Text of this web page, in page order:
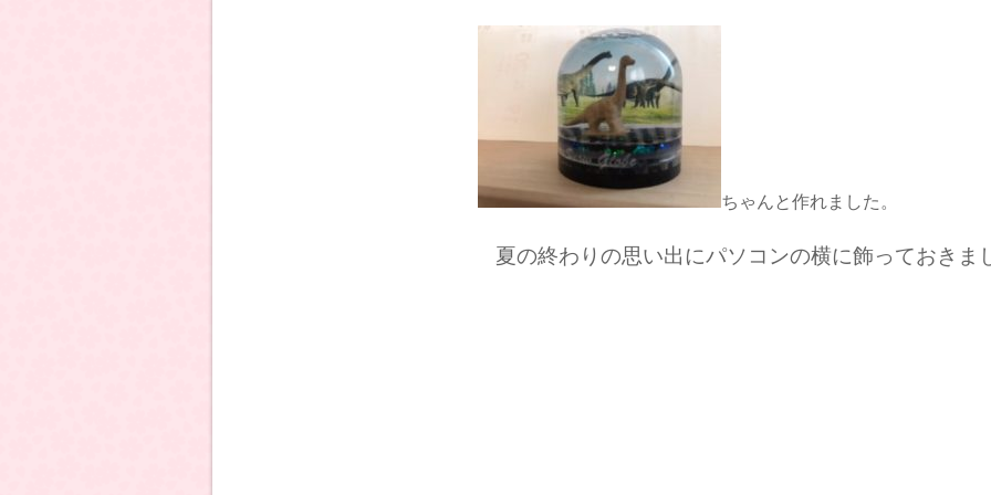
ちゃんと作れました。
夏の終わりの思い出にパソコンの横に飾っておきま